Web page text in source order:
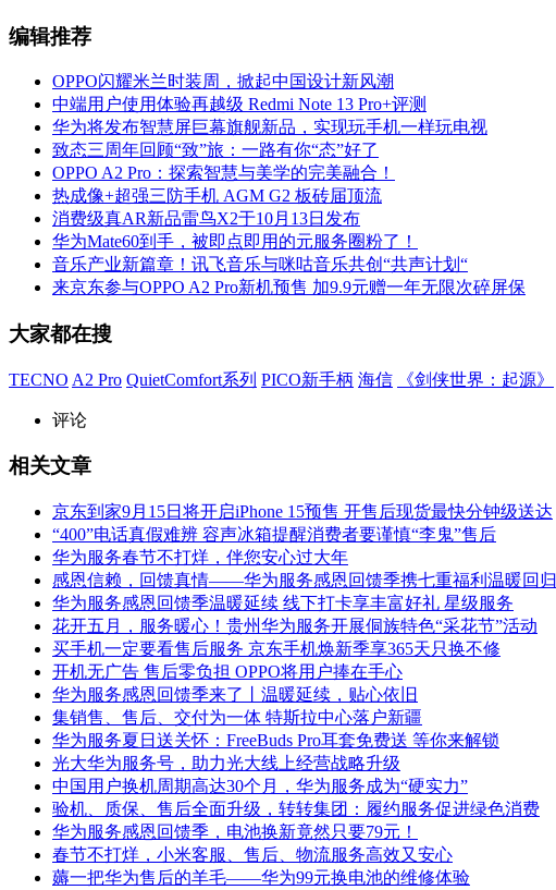
编辑推荐
OPPO闪耀米兰时装周，掀起中国设计新风潮
中端用户使用体验再越级 Redmi Note 13 Pro+评测
华为将发布智慧屏巨幕旗舰新品，实现玩手机一样玩电视
致态三周年回顾“致”旅：一路有你“态”好了
OPPO A2 Pro：探索智慧与美学的完美融合！
热成像+超强三防手机 AGM G2 板砖届顶流
消费级真AR新品雷鸟X2于10月13日发布
华为Mate60到手，被即点即用的元服务圈粉了！
音乐产业新篇章！讯飞音乐与咪咕音乐共创“共声计划“
来京东参与OPPO A2 Pro新机预售 加9.9元赠一年无限次碎屏保
大家都在搜
TECNO A2 Pro QuietComfort系列 PICO新手柄 海信 《剑侠世界：起源》
评论
相关文章
京东到家9月15日将开启iPhone 15预售 开售后现货最快分钟级送达
“400”电话真假难辨 容声冰箱提醒消费者要谨慎“李鬼”售后
华为服务春节不打烊，伴您安心过大年
感恩信赖，回馈真情——华为服务感恩回馈季携七重福利温暖回归
华为服务感恩回馈季温暖延续 线下打卡享丰富好礼 星级服务
花开五月，服务暖心！贵州华为服务开展侗族特色“采花节”活动
买手机一定要看售后服务 京东手机焕新季享365天只换不修
开机无广告 售后零负担 OPPO将用户捧在手心
华为服务感恩回馈季来了丨温暖延续，贴心依旧
集销售、售后、交付为一体 特斯拉中心落户新疆
华为服务夏日送关怀：FreeBuds Pro耳套免费送 等你来解锁
光大华为服务号，助力光大线上经营战略升级
中国用户换机周期高达30个月，华为服务成为“硬实力”
验机、质保、售后全面升级，转转集团：履约服务促进绿色消费
华为服务感恩回馈季，电池换新竟然只要79元！
春节不打烊，小米客服、售后、物流服务高效又安心
薅一把华为售后的羊毛——华为99元换电池的维修体验